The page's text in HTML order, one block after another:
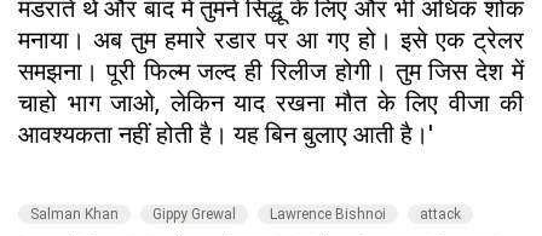
मंडराते थे और बाद में तुमने सिद्धू के लिए और भी अधिक शोक
मनाया। अब तुम हमारे रडार पर आ गए हो। इसे एक ट्रेलर
समझना। पूरी फिल्म जल्द ही रिलीज होगी। तुम जिस देश में
चाहो भाग जाओ, लेकिन याद रखना मौत के लिए वीजा की
आवश्यकता नहीं होती है। यह बिन बुलाए आती है।'
Salman Khan Gippy Grewal Lawrence Bishnoi
attack